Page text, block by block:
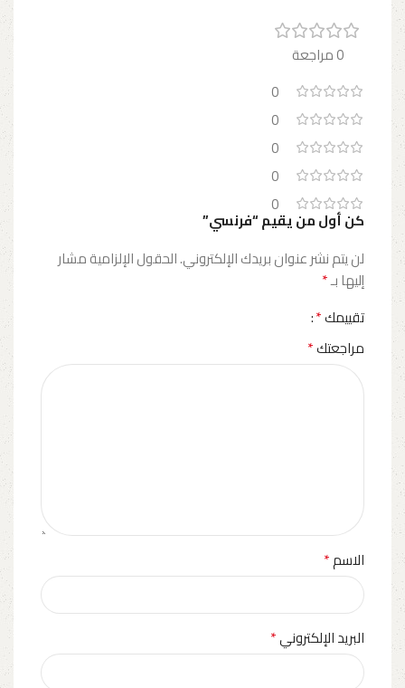
0 مراجعة
0
0
0
0
0
كن أول من يقيم “فرنسي”
لن يتم نشر عنوان بريدك الإلكتروني.الحقول الإلزامية مشار
إليها بـ*
تقييمك*
مراجعتك*
الاسم*
البريد الإلكتروني*